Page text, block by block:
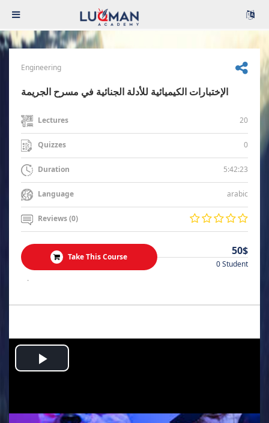
Engineering
الإختبارات الكيميائية للأدلة الجنائية في مسرح الجريمة
Lectures 20
Quizzes 0
Duration 5:42:23
Language arabic
Reviews (0)
Take This Course 50$
0 Student
.
Play